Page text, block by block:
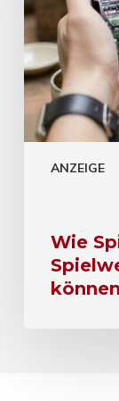
ANZEIGE
Wie
können